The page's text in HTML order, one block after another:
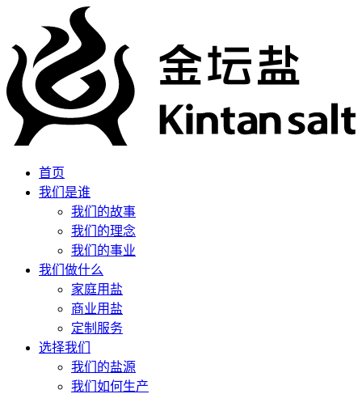
首页
我们是谁
我们的故事
我们的理念
我们的事业
我们做什么
家庭用盐
商业用盐
定制服务
选择我们
我们的盐源
我们如何生产